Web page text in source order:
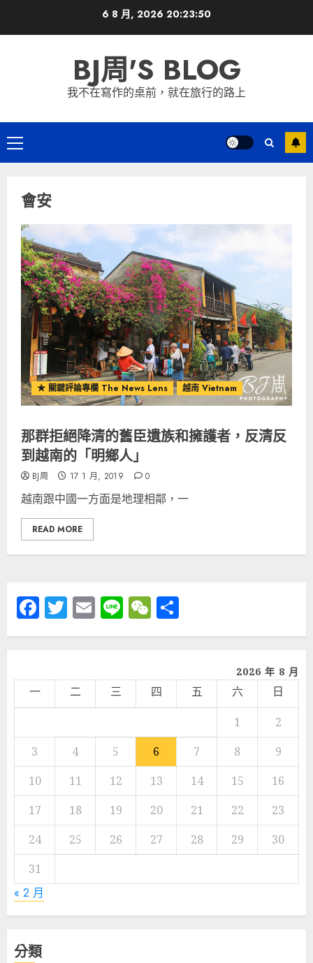
6 8 月, 202620:23:51
BJ周'S BLOG
我不在寫作的桌前，就在旅行的路上
Primary
Menu
會安
★ 關鍵評論專欄 The News Lens 越南 Vietnam
那群拒絕降清的舊臣遺族和擁護者，反清反
到越南的「明鄉人」
BJ周 17 1 月, 2019 0
越南跟中國一方面是地理相鄰，一
READ MORE
Facebook
Twitter
Email
LineWeChat
享
2026 年 8 月
一 二 三 四 五 六
日
1
2
3
4 5 6 7 8
9
10
11 12 13 14 15
16
17
18 19 20 21 22
23
24
25 26 27 28 29
30
31
« 2 月
分類